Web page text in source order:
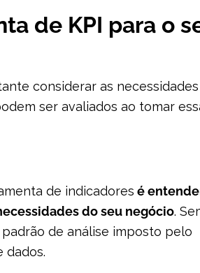
de KPI para o
considerar as necessidades
ser avaliados ao tomar
de indicadores é
do seu negócio.
de análise imposto pelo
dados.